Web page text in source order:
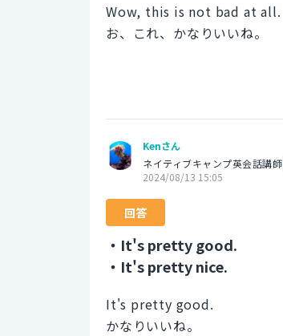
Wow, this is not bad at all.
お、これ、かなりいいね。
Kenさん
ネイティブキャンプ英会話講師
2024/08/13 15:05
回答
・It's pretty good.
・It's pretty nice.
It's pretty good.
かなりいいね。